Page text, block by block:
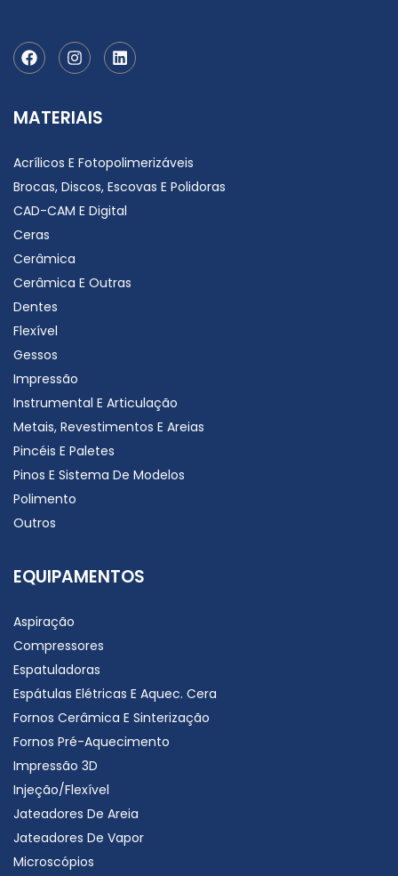
MATERIAIS
Acrílicos E Fotopolimerizáveis
Brocas, Discos, Escovas E Polidoras
CAD-CAM E Digital
Ceras
Cerâmica
Cerâmica E Outras
Dentes
Flexível
Gessos
Impressão
Instrumental E Articulação
Metais, Revestimentos E Areias
Pincéis E Paletes
Pinos E Sistema De Modelos
Polimento
Outros
EQUIPAMENTOS
Aspiração
Compressores
Espatuladoras
Espátulas Elétricas E Aquec. Cera
Fornos Cerâmica E Sinterização
Fornos Pré-Aquecimento
Impressão 3D
Injeção/Flexível
Jateadores De Areia
Jateadores De Vapor
Microscópios